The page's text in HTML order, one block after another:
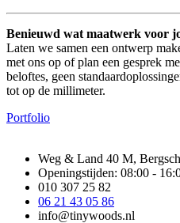
Benieuwd wat maatwerk voor
Laten we samen een ontwerp
met ons op of plan een gesprek
beloftes, geen
tot op de millimeter.
Portfolio
Weg & Land 40 M,
Openingstijden: 08:00 -
010 307 25 82
06 21 43 05 86
info@tinywoods.nl